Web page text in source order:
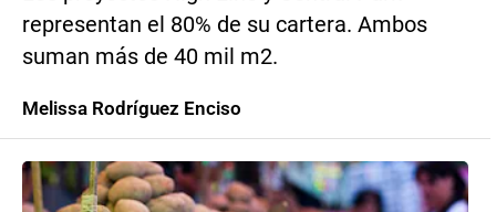
representan el 80% de su cartera. Ambos
suman más de 40 mil m2.
Melissa Rodríguez Enciso